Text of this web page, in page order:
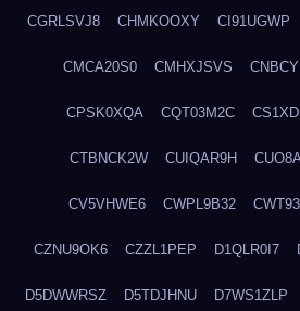
CGRLSVJ8 CHMKOOXY CI91UGWP
CMCA20S0 CMHXJSVS
CPSK0XQA CQT03M2C
CTBNCK2W CUIQAR9H
CV5VHWE6 CWPL9B32
CZNU9OK6 CZZL1PEP D1QLR0I7
D5DWWRSZ D5TDJHNU D7WS1ZLP